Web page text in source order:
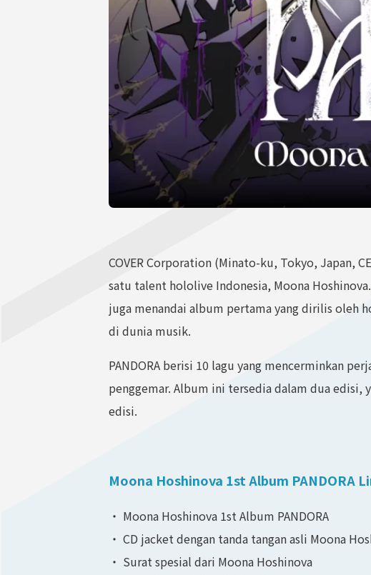
COVER Corporation (Minato-ku, Tokyo, Japan,
satu talent hololive Indonesia, Moona
juga menandai album pertama yang dirilis oleh
di dunia musik.
PANDORA berisi 10 lagu yang mencerminkan
penggemar. Album ini tersedia dalam dua
edisi.
Moona Hoshinova 1st Album PANDORA
・ Moona Hoshinova 1st Album PANDORA
・ CD jacket dengan tanda tangan asli Moona
・ Surat spesial dari Moona Hoshinova